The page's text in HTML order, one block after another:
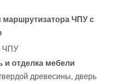
маршрутизатора ЧПУ с
ЧПУ
и отделка мебели
древесины, дверь